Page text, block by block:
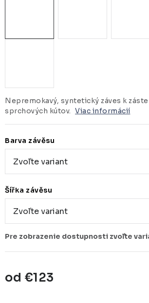
Nepremokavý, syntetický záves k
sprchových kútov. Viac informácií
Barva závěsu
Šířka závěsu
od €123